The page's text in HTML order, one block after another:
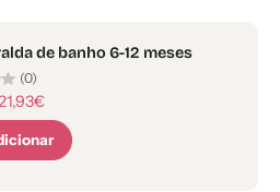
de banho 6-12 meses
(0)